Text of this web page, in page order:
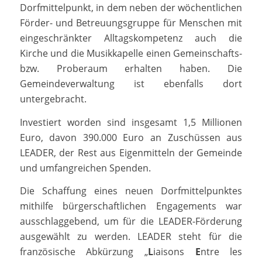
Dorfmittelpunkt, in dem neben der wöchentlichen
Förder- und Betreuungsgruppe für Menschen mit
eingeschränkter Alltagskompetenz auch die
Kirche und die Musikkapelle einen Gemeinschafts-
bzw. Proberaum erhalten haben. Die
Gemeindeverwaltung ist ebenfalls dort
untergebracht.
Investiert worden sind insgesamt 1,5 Millionen
Euro, davon 390.000 Euro an Zuschüssen aus
LEADER, der Rest aus Eigenmitteln der Gemeinde
und umfangreichen Spenden.
Die Schaffung eines neuen Dorfmittelpunktes
mithilfe bürgerschaftlichen Engagements war
ausschlaggebend, um für die LEADER-Förderung
ausgewählt zu werden. LEADER steht für die
französische Abkürzung „Liaisons Entre les